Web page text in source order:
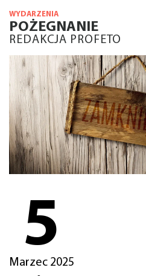
WYDARZENIA
POŻEGNANIE
REDAKCJA PROFETO
5
Marzec 2025